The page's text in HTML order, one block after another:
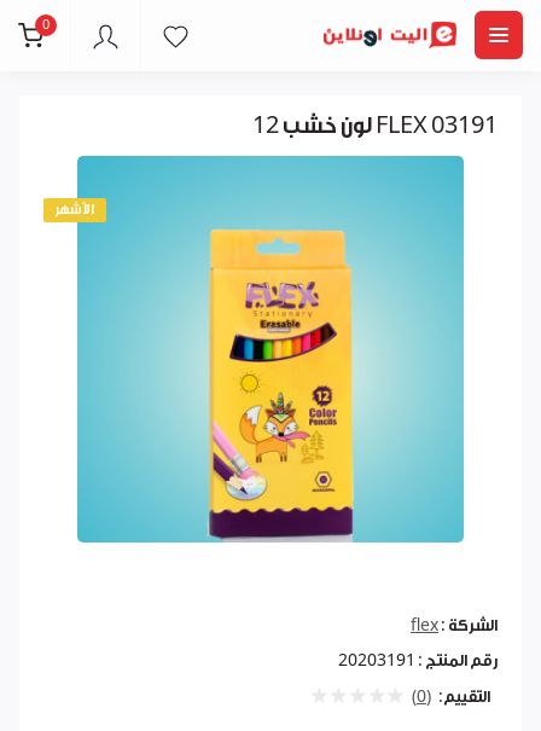
0
12 لون خشب FLEX 03191
الأشهر
الشركة : flex
رقم المنتج : 20203191
التقييم: (0)